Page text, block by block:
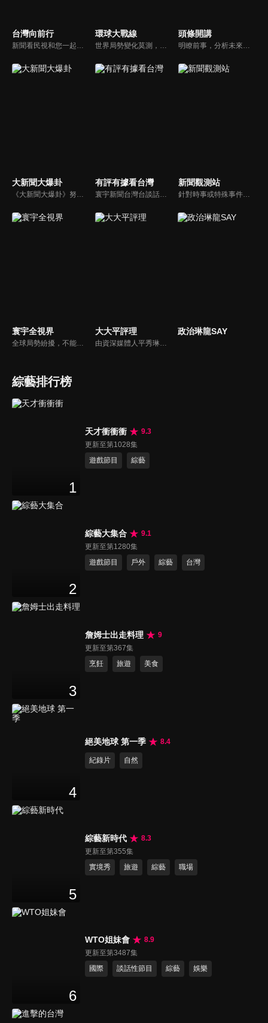
台灣向前行
新聞看民視和您一起討論最新最熱的時事新聞！
環球大戰線
世界局勢變化莫測，你我都身在其中，國際之間合縱連橫，外交、政治、經濟、軍事、科技，無所不爭、無所不戰，《環球大戰線》全方位觀點，與您一起剖析戰略，走進環球競爭最前線！
頭條開講
明瞭前事，分析未來走向，周玉琴告訴您沒想到的大小事背後真相。你不理政治，政治卻未必不會影響你！世界政治勢力結構快速改變，新時代降臨，舊思想如何進化，台灣新思路能否頂得住大國衝擊，最接近民意的聲音，都在《頭條開講》。
大新聞大爆卦
《大新聞大爆卦》努力秉持著監督政府的精神，繼續在網路上努力說出事實。
有評有據看台灣
寰宇新聞台灣台談話性節目《有評有據看台灣》節目跳脫來賓演繹的「浮誇情境式政論型態」，改採網路大數據點題，直視分析選情實相，帶您「有評、有據」的遍覽政經大小事。
新聞觀測站
針對時事或特殊事件邀請來賓進行深度探討，或專訪各領域傑出人士。
寰宇全視界
全球局勢紛擾，不能置身事外！主播任明玥主持，嶄新一季《寰宇全視界2.0》，集結各領域重磅嘉賓，犀利評論、深度視角，帶您洞悉世界局勢脈絡，開拓兩岸和國際新視野，《寰宇全視界2.0》，帶給您最具含金量的觀點。
大大平評理
由資深媒體人平秀琳所主持的時事討論節目，針對大眾關心的議題，邀請關鍵人物或意見領袖上節目，從各種角度深入剖析，並藉由多人的觀點交流，讓新聞事件的真相掏深一點，幫助觀眾了解當下最熱門的新聞議題，期使本節目成為台灣理性討論時事的典範。
政治琳龍SAY
綜藝排行榜
1
天才衝衝衝
9.3
更新至第1028集
遊戲節目
綜藝
2
綜藝大集合
9.1
更新至第1280集
遊戲節目
戶外 綜藝 台灣
3
詹姆士出走料理
9
更新至第367集
烹飪
旅遊 美食
4
絕美地球 第一季 8.4
紀錄片 自然
5
綜藝新時代
8.3
更新至第355集
實境秀
旅遊 綜藝 職場
6
WTO姐妹會
8.9
更新至第3487集
國際
談話性節目 綜藝 娛樂